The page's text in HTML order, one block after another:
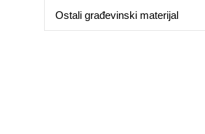
Ostali građevinski materijal